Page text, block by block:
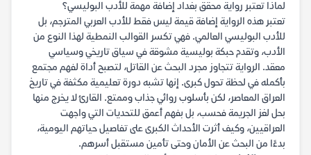
لماذا تعتبر رواية محقق بغداد إضافة مهمة للأدب البوليسي؟
تعتبر هذه الرواية إضافة قيمة ليس فقط للأدب العربي المترجم، بل
للأدب البوليسي العالمي. فهي تكسر القوالب النمطية لهذا النوع من
الأدب، وتقدم حبكة بوليسية مشوقة في سياق تاريخي وسياسي
معقد. الرواية تتجاوز مجرد البحث عن القاتل، لتصبح أداة لفهم مجتمع
بأكمله في لحظة تحول كبرى. إنها تشبه دورة تعليمية مكثفة في تاريخ
العراق المعاصر، لكن بأسلوب روائي جذاب وممتع. القارئ لا يخرج منها
بحل لغز الجريمة فحسب، بل بفهم أعمق للتحديات التي واجهت
العراقيين، وكيف أثرت الأحداث الكبرى على تفاصيل حياتهم اليومية،
بدءًا من البحث عن الأمان وحتى تأمين مستقبل أسرهم.